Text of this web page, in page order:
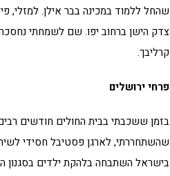
שהחל ללמוד במכינה בבר אילן. למזלי,
צדק הישן ברחוב יפו. שם לשמחתי
קרליבך.
פרחי ירושלים
בזמן ששכבתי בבית החולים חודשים
שהשתחררתי, לארגן פסטיבל חסידי
בישראל השתבחה בלהקת ילדים בסגנון